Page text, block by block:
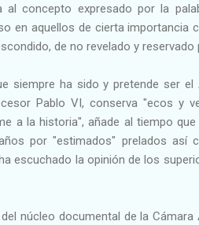
al concepto expresado por la
en aquellos de cierta importancia
de no revelado y reservado
siempre ha sido y pretende ser el
Pablo VI, conserva "ecos y
a la historia", añade al tiempo
por "estimados" prelados así
escuchado la opinión de los
núcleo documental de la